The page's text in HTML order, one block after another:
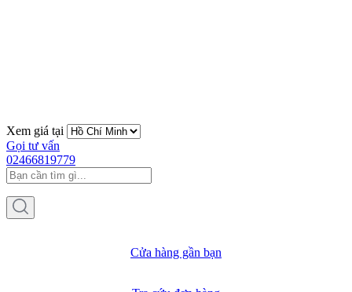
Xem giá tại
Gọi tư vấn
02466819779
Cửa hàng gần bạn